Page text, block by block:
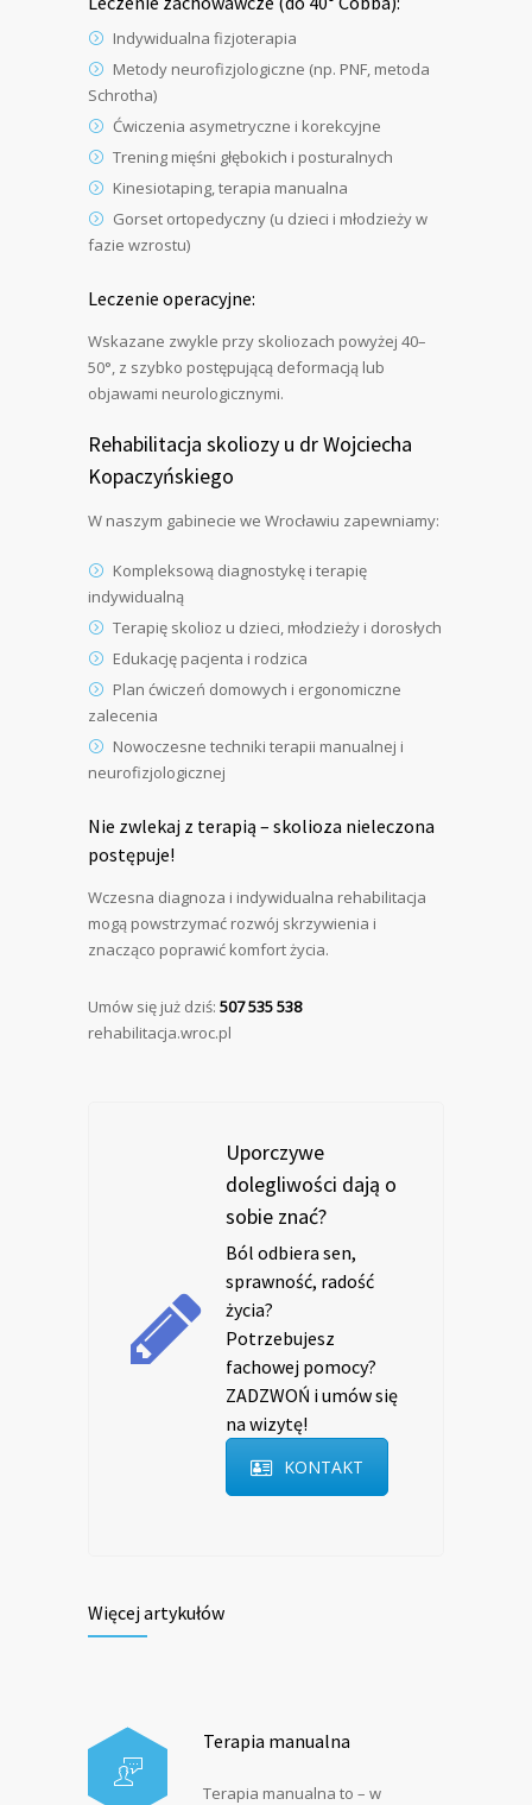
Indywidualna fizjoterapia
Metody neurofizjologiczne (np. PNF, metoda
Schrotha)
Ćwiczenia asymetryczne i korekcyjne
Trening mięśni głębokich i posturalnych
Kinesiotaping, terapia manualna
Gorset ortopedyczny (u dzieci i młodzieży w
fazie wzrostu)
Leczenie operacyjne:
Wskazane zwykle przy skoliozach powyżej 40–
50°, z szybko postępującą deformacją lub
objawami neurologicznymi.
Rehabilitacja skoliozy u dr Wojciecha
Kopaczyńskiego
W naszym gabinecie we Wrocławiu zapewniamy:
Kompleksową diagnostykę i terapię
indywidualną
Terapię skolioz u dzieci, młodzieży i dorosłych
Edukację pacjenta i rodzica
Plan ćwiczeń domowych i ergonomiczne
zalecenia
Nowoczesne techniki terapii manualnej i
neurofizjologicznej
Nie zwlekaj z terapią – skolioza nieleczona
postępuje!
Wczesna diagnoza i indywidualna rehabilitacja
mogą powstrzymać rozwój skrzywienia i
znacząco poprawić komfort życia.
Umów się już dziś: 507 535 538
rehabilitacja.wroc.pl
Uporczywe
dolegliwości dają o
sobie znać?
Ból odbiera sen,
sprawność, radość
życia?
Potrzebujesz
fachowej pomocy?
ZADZWOŃ i umów się
na wizytę!
KONTAKT
Więcej artykułów
Terapia manualna
Terapia manualna to – w